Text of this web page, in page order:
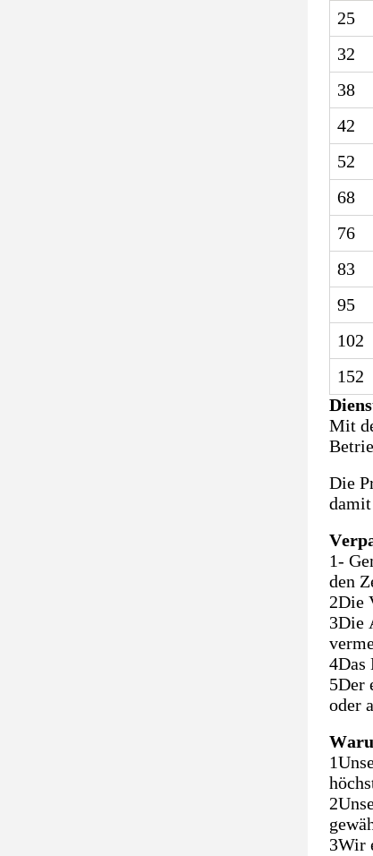
25
32
38
42
52
68
76
83
95
102
152
Mit
Die
1-
den
2Die
3Die
4Das
5Der
oder
3Wir